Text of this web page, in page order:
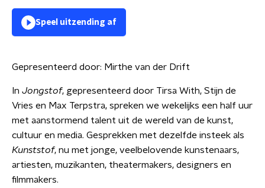
Speel uitzending af
Gepresenteerd door: Mirthe van der Drift
In Jongstof, gepresenteerd door Tirsa With, Stijn de
Vries en Max Terpstra, spreken we wekelijks een half uur
met aanstormend talent uit de wereld van de kunst,
cultuur en media. Gesprekken met dezelfde insteek als
Kunststof, nu met jonge, veelbelovende kunstenaars,
artiesten, muzikanten, theatermakers, designers en
filmmakers.